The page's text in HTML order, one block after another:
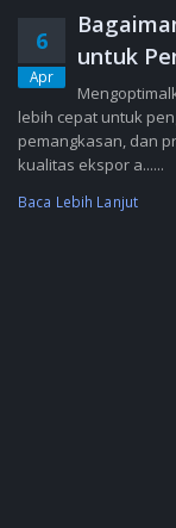
6
Apr
untuk
lebih cepat untuk
pemangkasan, dan
kualitas ekspor a......
Baca Lebih Lanjut